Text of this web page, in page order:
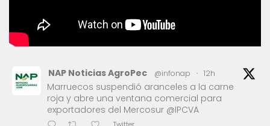
NAP Noticias AgroPec @infonap · 12h
Marruecos suspendió aranceles a la carne
roja y abre una ventana comercial para
exportadores del Mercosur @IPCVA